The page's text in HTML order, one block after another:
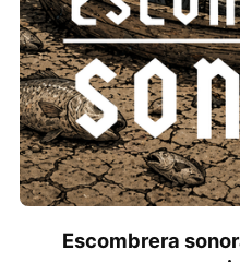
Escombrera